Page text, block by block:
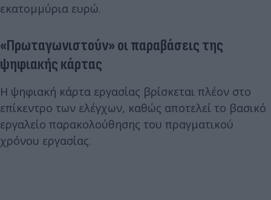
εκατομμύρια ευρώ.
«Πρωταγωνιστούν» οι παραβάσεις της
ψηφιακής κάρτας
Η ψηφιακή κάρτα εργασίας βρίσκεται πλέον στο
επίκεντρο των ελέγχων, καθώς αποτελεί το βασικό
εργαλείο παρακολούθησης του πραγματικού
χρόνου εργασίας.